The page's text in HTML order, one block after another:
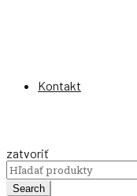
Kontakt
zatvoriť
Search
for:
Search